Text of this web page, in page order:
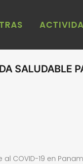
SALUDABLE
COVID-19 en